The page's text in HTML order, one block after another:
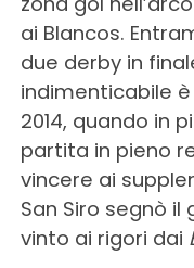
ai Blancos.
due derby in
indimenticabile
2014, quando in
partita in pieno
vincere ai
San Siro segnò il
vinto ai rigori dai